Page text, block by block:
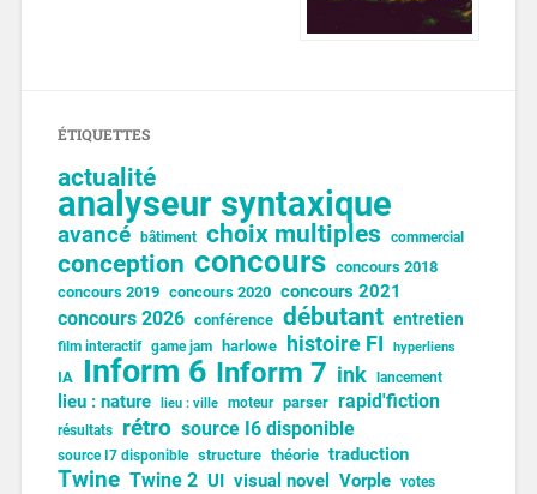
ÉTIQUETTES
actualité
analyseur syntaxique
avancé bâtiment choix multiples commercial
conception concours concours 2018
concours 2019 concours 2020 concours 2021
concours 2026 conférence débutant entretien
film interactif game jam harlowe histoire FI hyperliens
IA Inform 6 Inform 7 ink lancement
lieu : nature lieu : ville moteur parser rapid'fiction
résultats rétro source I6 disponible
source I7 disponible structure théorie traduction
Twine Twine 2 UI visual novel Vorple votes